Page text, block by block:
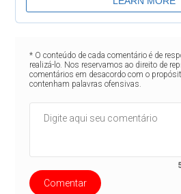
* O conteúdo de cada comentário é de
realizá-lo. Nos reservamos ao direito de
comentários em desacordo com o
contenham palavras ofensivas.
Comentar